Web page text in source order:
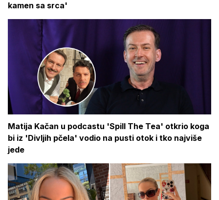
kamen sa srca'
Matija Kačan u podcastu 'Spill The Tea' otkrio koga
bi iz 'Divljih pčela' vodio na pusti otok i tko najviše
jede